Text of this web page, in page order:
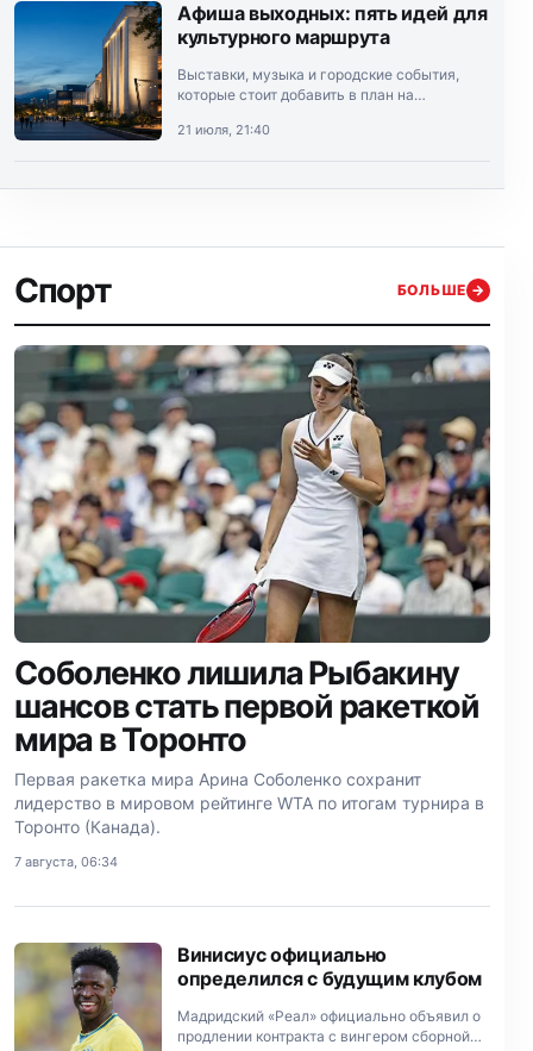
Афиша выходных: пять идей для
культурного маршрута
Выставки, музыка и городские события,
которые стоит добавить в план на
21 июля, 21:40
Спорт БОЛЬШЕ →
Соболенко лишила Рыбакину
шансов стать первой ракеткой
мира в Торонто
Первая ракетка мира Арина Соболенко сохранит
лидерство в мировом рейтинге WTA по итогам турнира в
Торонто (Канада).
7 августа, 06:34
Винисиус официально
определился с будущим клубом
Мадридский «Реал» официально объявил о
продлении контракта с вингером сборной